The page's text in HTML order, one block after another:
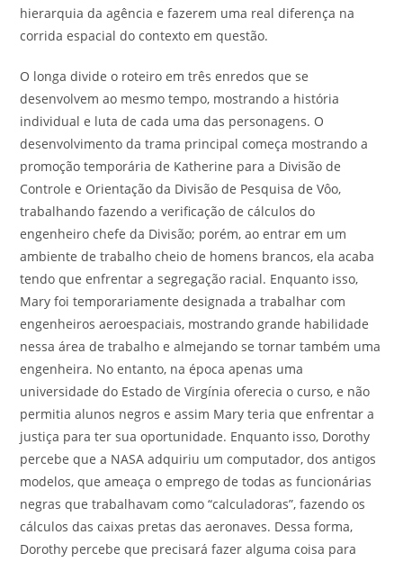
hierarquia da agência e fazerem uma real diferença na
corrida espacial do contexto em questão.
O longa divide o roteiro em três enredos que se
desenvolvem ao mesmo tempo, mostrando a história
individual e luta de cada uma das personagens. O
desenvolvimento da trama principal começa mostrando a
promoção temporária de Katherine para a Divisão de
Controle e Orientação da Divisão de Pesquisa de Vôo,
trabalhando fazendo a verificação de cálculos do
engenheiro chefe da Divisão; porém, ao entrar em um
ambiente de trabalho cheio de homens brancos, ela acaba
tendo que enfrentar a segregação racial. Enquanto isso,
Mary foi temporariamente designada a trabalhar com
engenheiros aeroespaciais, mostrando grande habilidade
nessa área de trabalho e almejando se tornar também uma
engenheira. No entanto, na época apenas uma
universidade do Estado de Virgínia oferecia o curso, e não
permitia alunos negros e assim Mary teria que enfrentar a
justiça para ter sua oportunidade. Enquanto isso, Dorothy
percebe que a NASA adquiriu um computador, dos antigos
modelos, que ameaça o emprego de todas as funcionárias
negras que trabalhavam como “calculadoras”, fazendo os
cálculos das caixas pretas das aeronaves. Dessa forma,
Dorothy percebe que precisará fazer alguma coisa para